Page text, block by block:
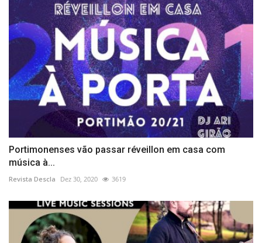
Portimonenses vão passar réveillon em casa com
música à...
Revista Descla Dez 30, 2020 3619